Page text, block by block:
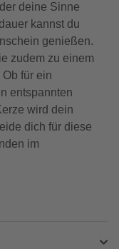
deine Sinne
kannst du
genießen.
zudem zu einem
für ein
entspannten
wird dein
dich für diese
im